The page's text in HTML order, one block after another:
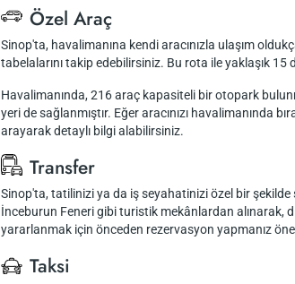
Özel Araç
Sinop'ta, havalimanına kendi aracınızla ulaşım
tabelalarını takip edebilirsiniz. Bu rota ile yaklaşık
Havalimanında, 216 araç kapasiteli bir otopark
yeri de sağlanmıştır. Eğer aracınızı havalimanında
arayarak detaylı bilgi alabilirsiniz.
Transfer
Sinop'ta, tatilinizi ya da iş seyahatinizi özel bir
İnceburun Feneri gibi turistik mekânlardan alınarak,
yararlanmak için önceden rezervasyon yapmanız
Taksi